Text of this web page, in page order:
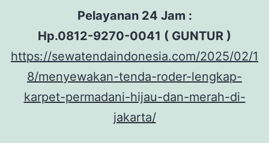
Pelayanan 24 Jam :
Hp.0812-9270-0041 ( GUNTUR )
https://sewatendaindonesia.com/2025/02/1
8/menyewakan-tenda-roder-lengkap-
karpet-permadani-hijau-dan-merah-di-
jakarta/